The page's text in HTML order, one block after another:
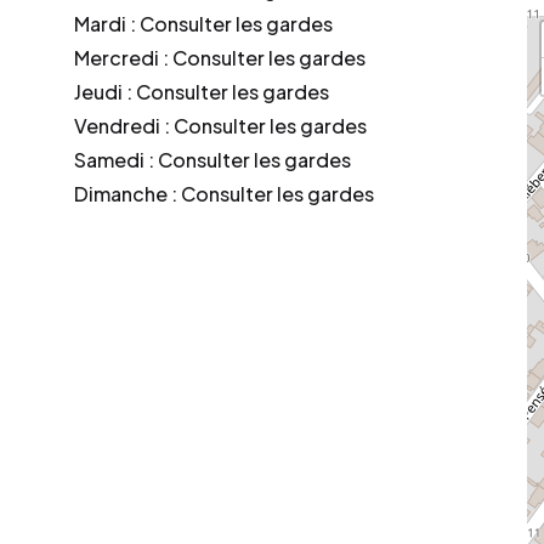
Mardi : Consulter les gardes
Mercredi : Consulter les gardes
Jeudi : Consulter les gardes
Vendredi : Consulter les gardes
Samedi : Consulter les gardes
Dimanche : Consulter les gardes